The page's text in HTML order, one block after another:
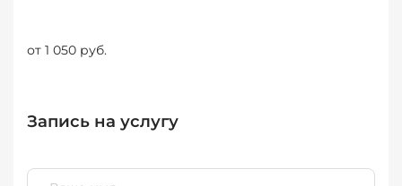
от 1 050 руб.
Запись на услугу